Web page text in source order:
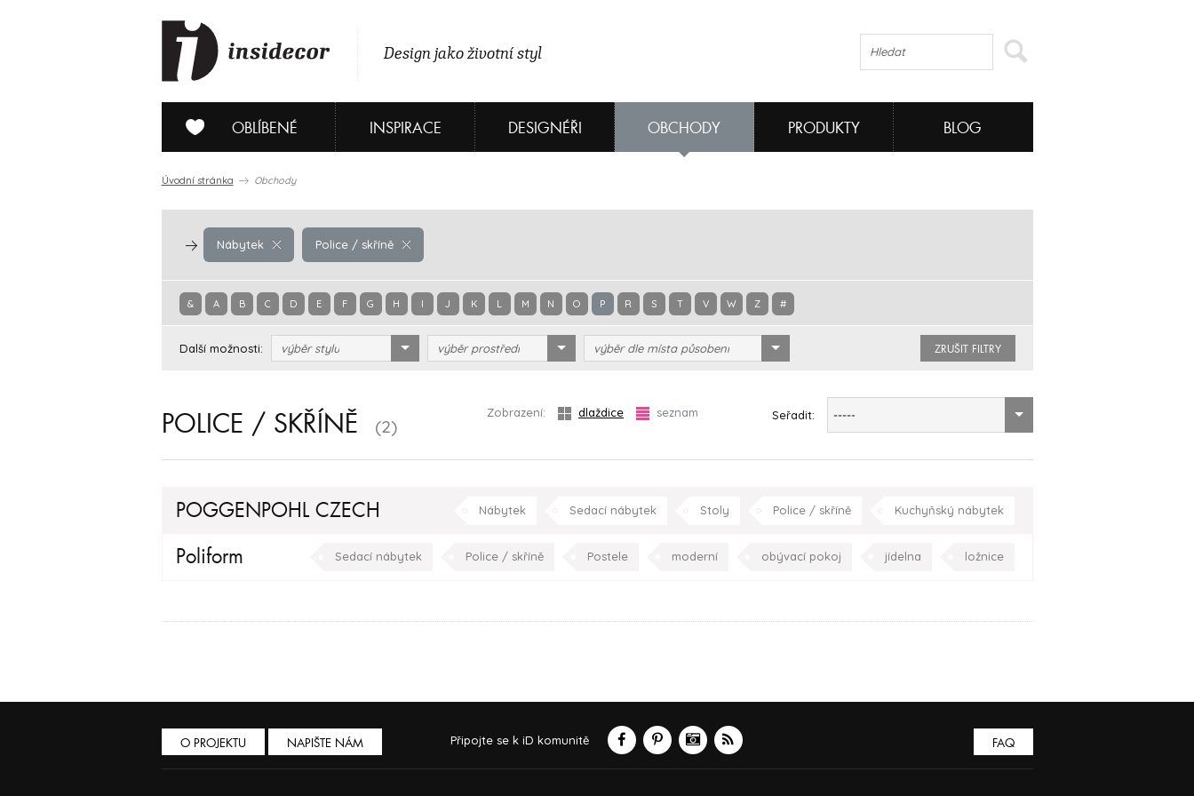
Design jako životní styl
OBLÍBENÉ INSPIRACE DESIGNÉŘI OBCHODY PRODUKTY BLOG
Úvodní stránka Obchody
Nábytek Police / skříně
& A B C D E F G H I J K L M N O P R S T V W Z #
Další možnosti: výběr stylu výběr prostředí výběr dle místa působení ZRUŠIT FILTRY
POLICE / SKŘÍNĚ (2)
Zobrazení: dlaždice seznam Seřadit: -----
POGGENPOHL CZECH Nábytek Sedací nábytek Stoly Police / skříně Kuchyňský nábytek
Poliform Sedací nábytek Police / skříně Postele moderní obývací pokoj jídelna ložnice
O PROJEKTU NAPIŠTE NÁM Připojte se k iD komunitě FAQ